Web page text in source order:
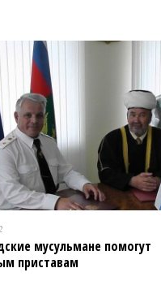
мусульмане помогут
приставам